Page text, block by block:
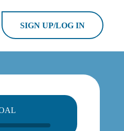
SIGN UP/LOG IN